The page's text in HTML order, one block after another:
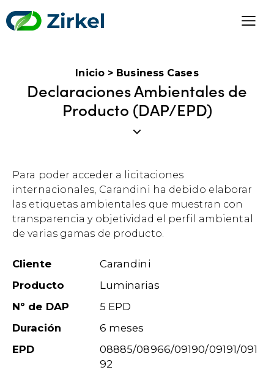
Inicio> Business Cases
Declaraciones Ambientales de
Producto (DAP/EPD)
Para poder acceder a licitaciones
internacionales, Carandini ha debido elaborar
las etiquetas ambientales que muestran con
transparencia y objetividad el perfil ambiental
de varias gamas de producto.
Cliente
Carandini
Producto
Luminarias
Nº de DAP
5 EPD
Duración
6 meses
EPD
08885/08966/09190/09191/091
92